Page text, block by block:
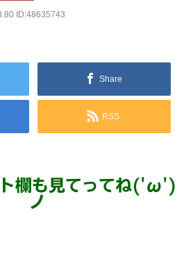
ID:48635743
Share
RSS
欄も見てってね('ω')
ノ